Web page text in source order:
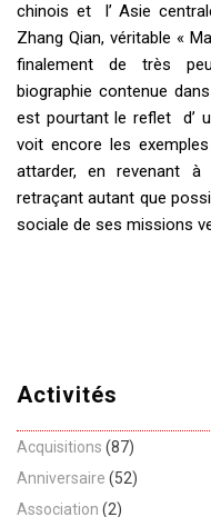
chinois et l’ Asie
Zhang Qian, véritable «
finalement de très
biographie contenue
est pourtant le reflet d’
voit encore les
attarder, en revenant
retraçant autant que
sociale de ses missions
Activités
Acquisitions (87)
Anniversaire (52)
Association (2)